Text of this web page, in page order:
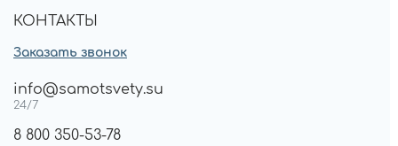
КОНТАКТЫ
Заказать звонок
info@samotsvety.su
24/7
8 800 350-53-78